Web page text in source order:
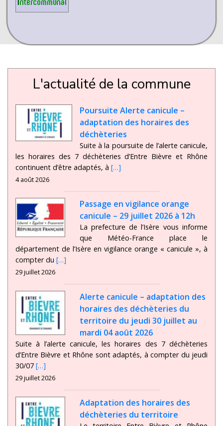
L'actualité de la commune
Poursuite Alerte canicule –
adaptation des horaires des
déchèteries
Suite à la poursuite de l’alerte canicule,
les horaires des 7 déchèteries d’Entre Bièvre et Rhône
continuent d’être adaptés, à […]
4 août 2026
Passage en vigilance orange
canicule – 29 juillet 2026 à 12h
La prefecture de l’Isère vous informe
que Météo-France place le
département de l’Isère en vigilance orange « canicule », à
compter du […]
29 juillet 2026
Alerte canicule – adaptation des
horaires des déchèteries du
territoire du jeudi 30 juillet au
mardi 04 août 2026
Suite à l’alerte canicule, les horaires des 7 déchèteries
d’Entre Bièvre et Rhône sont adaptés, à compter du jeudi
30/07 […]
29 juillet 2026
Adaptation des horaires des
déchèteries du territoire